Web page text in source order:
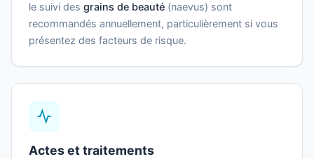
le suivi des grains de beauté (naevus) sont
recommandés annuellement, particulièrement si vous
présentez des facteurs de risque.
Actes et traitements